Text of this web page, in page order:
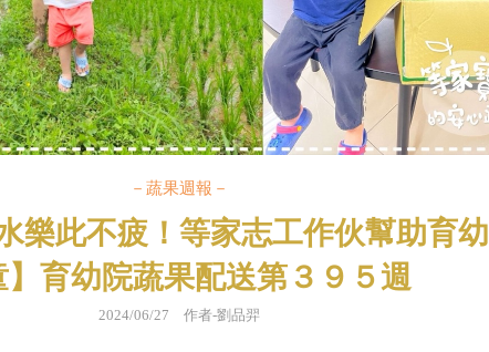
－蔬果週報－
樂此不疲！等家志工作伙幫助育幼
】育幼院蔬果配送第３９５週
2024/06/27 作者-劉品羿